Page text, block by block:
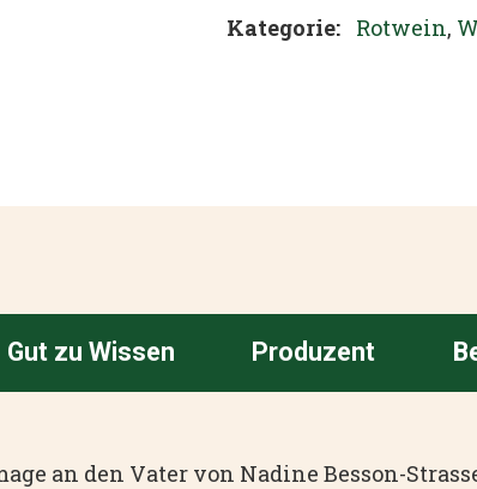
Kategorie: Rotwein,
Gut zu Wissen Produzent
an den Vater von Nadine Besson-